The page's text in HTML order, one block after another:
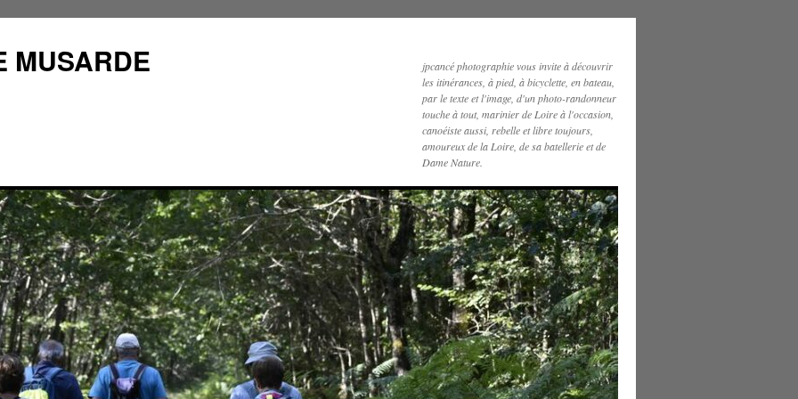
MUSARDE
jpcancé photographie vous invite à découvrir
les itinérances, à pied, à bicyclette, en bateau,
par le texte et l'image, d'un photo-randonneur
touche à tout, marinier de Loire à l'occasion,
canoéiste aussi, rebelle et libre toujours,
amoureux de la Loire, de sa batellerie et de
Dame Nature.